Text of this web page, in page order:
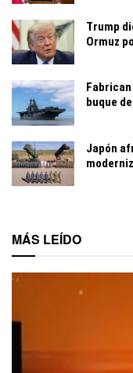
Trump
Ormuz
buque
Japón
MÁS LEÍDO